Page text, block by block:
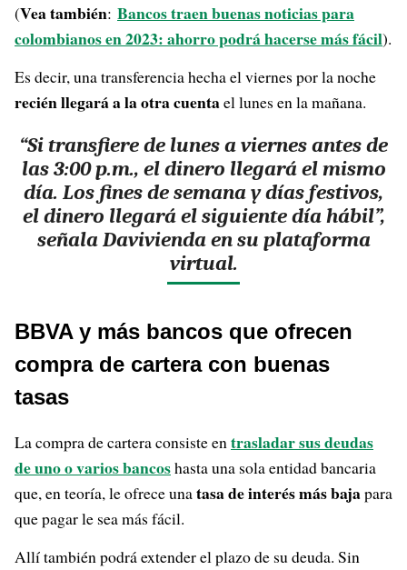
(Vea también: Bancos traen buenas noticias para
colombianos en 2023: ahorro podrá hacerse más fácil).
Es decir, una transferencia hecha el viernes por la noche
recién llegará a la otra cuentael lunes en la mañana.
“Si transfiere de lunes a viernes antes de
las 3:00 p.m., el dinero llegará el mismo
día. Los fines de semana y días festivos,
el dinero llegará el siguiente día hábil”,
señala Davivienda en su plataforma
virtual.
BBVA y más bancos que ofrecen
compra de cartera con buenas
tasas
La compra de cartera consiste entrasladar sus deudas
de uno o varios bancoshasta una sola entidad bancaria
que, en teoría, le ofrece unatasa de interés más bajapara
que pagar le sea más fácil.
Allí también podrá extender el plazo de su deuda. Sin